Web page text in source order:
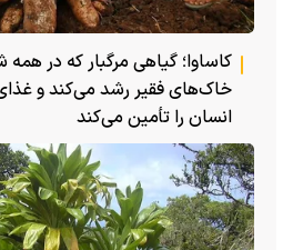
کاساوا؛ گیاهی مرگبار که در
خاک‌های فقیر رشد می‌کند و
انسان را تأمین می‌کند